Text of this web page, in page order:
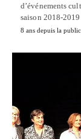
d’événements
saison 2018-
8 ans depuis la